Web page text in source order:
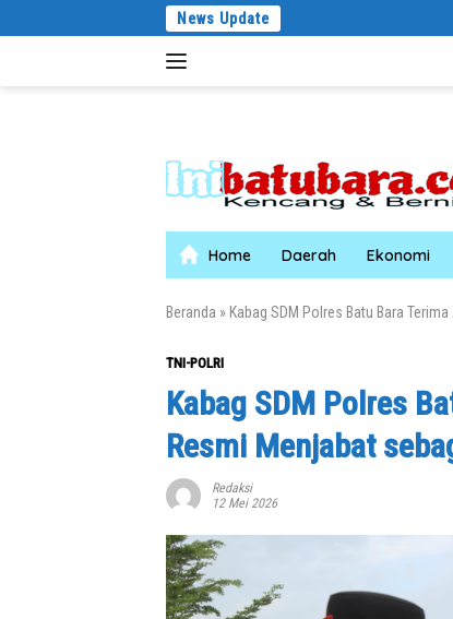
News Update Bupati Dukung
Home Daerah Ekonomi
Beranda » Kabag SDM Polres Batu Bara
TNI-POLRI
Kabag SDM Polres
Resmi Menjabat
Redaksi
12 Mei 2026